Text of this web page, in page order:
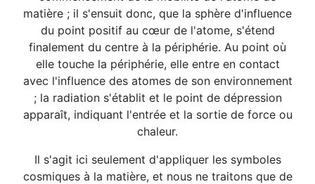
matière ; il s'ensuit donc, que la sphère d'influence
du point positif au cœur de l'atome, s'étend
finalement du centre à la périphérie. Au point où
elle touche la périphérie, elle entre en contact
avec l'influence des atomes de son environnement
; la radiation s'établit et le point de dépression
apparaît, indiquant l'entrée et la sortie de force ou
chaleur.
Il s'agit ici seulement d'appliquer les symboles
cosmiques à la matière, et nous ne traitons que de